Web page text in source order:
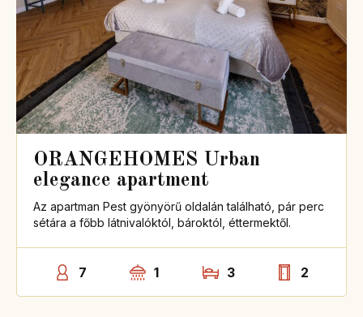
ORANGEHOMES Urban
elegance apartment
Az apartman Pest gyönyörű oldalán található, pár perc
sétára a főbb látnivalóktól, bároktól, éttermektől.
7 1 3 2